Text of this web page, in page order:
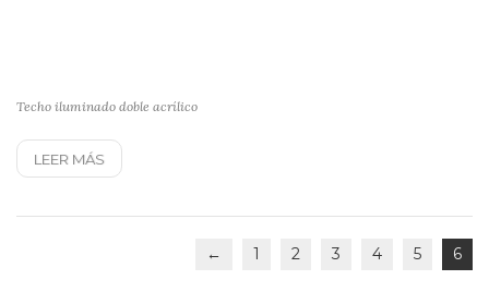
Techo iluminado doble acrílico
LEER MÁS
← 1 2 3 4 5 6